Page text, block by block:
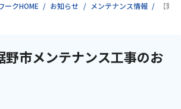
ークHOME お知らせ メンテナンス情報 【緊
野市メンテナンス工事のお